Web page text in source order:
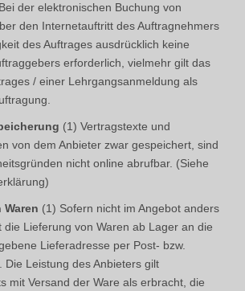
der elektronischen Buchung von
den Internetauftritt des Auftragnehmers
des Auftrages ausdrücklich keine
erforderlich, vielmehr gilt das
/ einer Lehrgangsanmeldung als
(1) Vertragstexte und
von dem Anbieter zwar gespeichert, sind
nicht online abrufbar. (Siehe
(1) Sofern nicht im Angebot anders
Lieferung von Waren ab Lager an die
Lieferadresse per Post- bzw.
Die Leistung des Anbieters gilt
mit Versand der Ware als erbracht, die